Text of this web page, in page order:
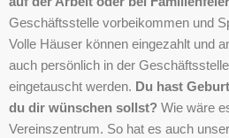
Geschäftsstelle vorbeikommen und
Volle Häuser können eingezahlt und
auch persönlich in der
eingetauscht werden. Du hast
du dir wünschen sollst? Wie wäre
Vereinszentrum. So hat es auch